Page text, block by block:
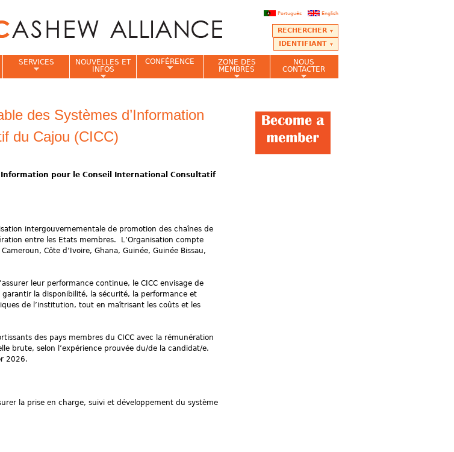
English
Português
RECHERCHER
IDENTIFIANT
des Systèmes d’Information
du Cajou (CICC)
pour le Conseil International Consultatif
intergouvernementale de promotion des chaînes de
entre les Etats membres. L’Organisation compte
Côte d’Ivoire, Ghana, Guinée, Guinée Bissau,
leur performance continue, le CICC envisage de
la disponibilité, la sécurité, la performance et
de l’institution, tout en maîtrisant les coûts et les
des pays membres du CICC avec la rémunération
brute, selon l’expérience prouvée du/de la candidat/e.
2026.
la prise en charge, suivi et développement du système
SERVICES
NOUVELLES ET
INFOS
CONFÉRENCE
ZONE DES
MEMBRES
NOUS
CONTACTER